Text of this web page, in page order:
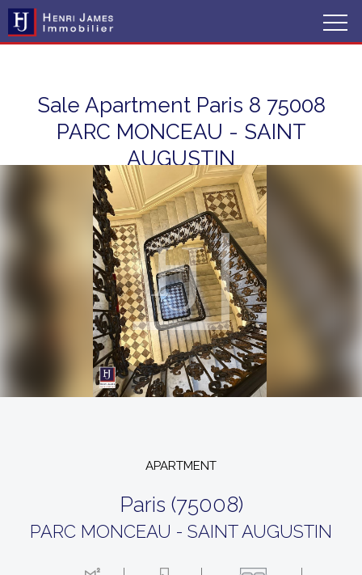
APARTMENT
paris (75008)
PARC MONCEAU - SAINT AUGUSTIN
Sale Apartment Paris 8 75008
PARC MONCEAU - SAINT
AUGUSTIN